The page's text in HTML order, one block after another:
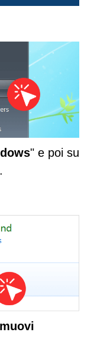
" e poi su